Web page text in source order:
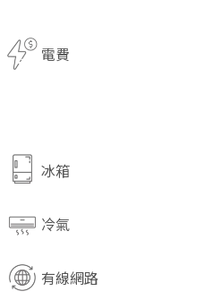
電費
冰箱
冷氣
有線網路